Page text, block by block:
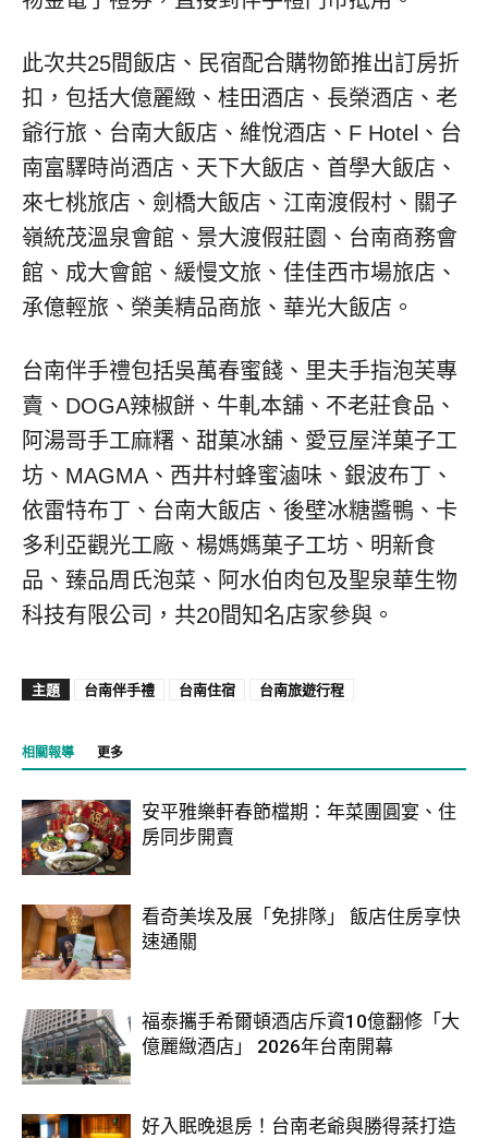
此次共25間飯店、民宿配合購物節推出訂房折
扣，包括大億麗緻、桂田酒店、長榮酒店、老
爺行旅、台南大飯店、維悅酒店、F Hotel、台
南富驛時尚酒店、天下大飯店、首學大飯店、
來七桃旅店、劍橋大飯店、江南渡假村、關子
嶺統茂溫泉會館、景大渡假莊園、台南商務會
館、成大會館、緩慢文旅、佳佳西市場旅店、
承億輕旅、榮美精品商旅、華光大飯店。
台南伴手禮包括吳萬春蜜餞、里夫手指泡芙專
賣、DOGA辣椒餅、牛軋本舖、不老莊食品、
阿湯哥手工麻糬、甜菓冰舖、愛豆屋洋菓子工
坊、MAGMA、西井村蜂蜜滷味、銀波布丁、
依雷特布丁、台南大飯店、後壁冰糖醬鴨、卡
多利亞觀光工廠、楊媽媽菓子工坊、明新食
品、臻品周氏泡菜、阿水伯肉包及聖泉華生物
科技有限公司，共20間知名店家參與。
主題 台南伴手禮 台南住宿 台南旅遊行程
相關報導 更多
安平雅樂軒春節檔期：年菜團圓宴、住
房同步開賣
看奇美埃及展「免排隊」 飯店住房享快
速通關
福泰攜手希爾頓酒店斥資10億翻修「大
億麗緻酒店」 2026年台南開幕
好入眠晚退房！台南老爺與勝得棻打造